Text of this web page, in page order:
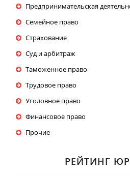
Предпринимательская
Семейное право
Страхование
Суд и арбитраж
Таможенное право
Трудовое право
Уголовное право
Финансовое право
Прочие
РЕЙТИНГ